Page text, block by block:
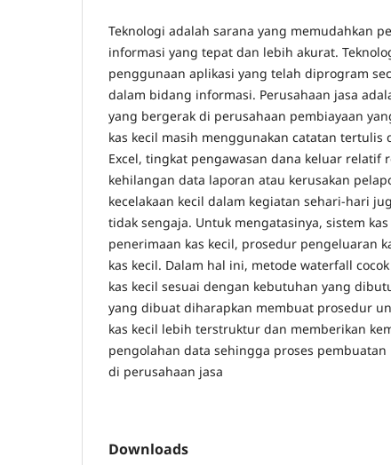
Teknologi adalah sarana yang memudahkan
informasi yang tepat dan lebih akurat.
penggunaan aplikasi yang telah diprogram
dalam bidang informasi. Perusahaan jasa
yang bergerak di perusahaan pembiayaan
kas kecil masih menggunakan catatan tertulis
Excel, tingkat pengawasan dana keluar relatif
kehilangan data laporan atau kerusakan
kecelakaan kecil dalam kegiatan sehari-hari
tidak sengaja. Untuk mengatasinya, sistem
penerimaan kas kecil, prosedur pengeluaran
kas kecil. Dalam hal ini, metode waterfall
kas kecil sesuai dengan kebutuhan yang
yang dibuat diharapkan membuat prosedur
kas kecil lebih terstruktur dan memberikan
pengolahan data sehingga proses
di perusahaan jasa
Downloads